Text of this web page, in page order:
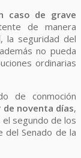
caso de grave
de manera
la seguridad del
no pueda
ordinarias
de conmoción
noventa días,
segundo de los
del Senado de la